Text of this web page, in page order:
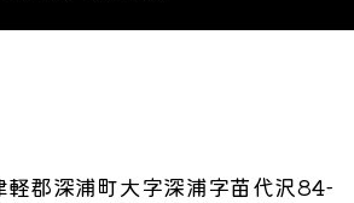
軽郡深浦町大字深浦字苗代沢84-